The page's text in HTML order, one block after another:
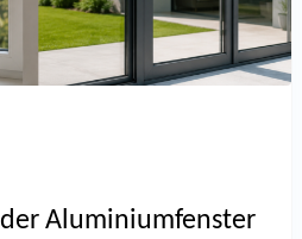
Aluminiumfenster